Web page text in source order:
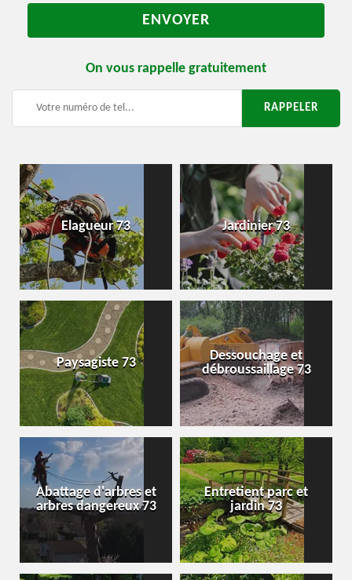
On vous rappelle gratuitement
Elagueur 73 Jardinier 73
Paysagiste 73
Dessouchage et
débroussaillage 73
Abattage d'arbres et
arbres dangereux 73
Entretient parc et
jardin 73